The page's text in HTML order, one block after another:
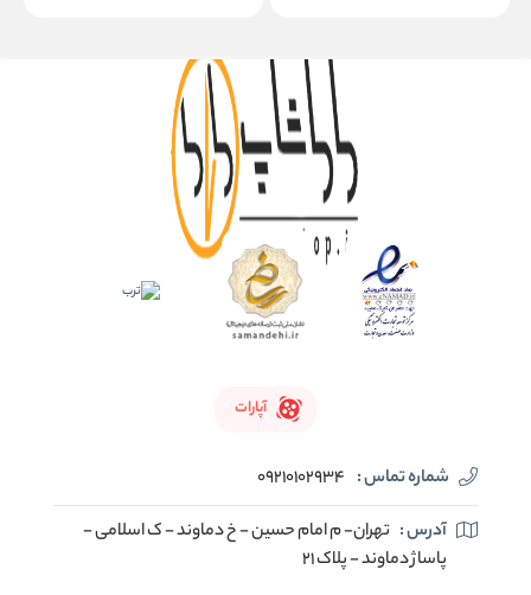
آپارات
شماره تماس : 09210102934
آدرس : تهران- م امام حسین - خ دماوند - ک اسلامی -
پاساژ دماوند - پلاک 21